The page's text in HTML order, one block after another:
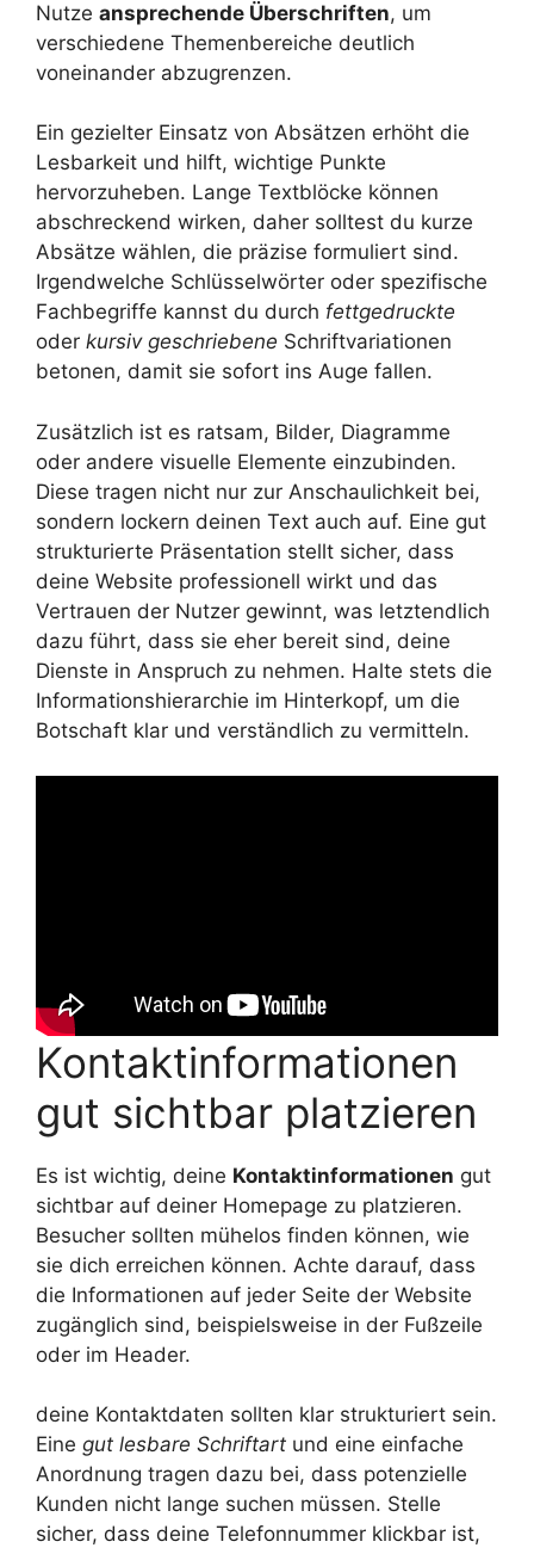
Nutze ansprechende Überschriften, um
verschiedene Themenbereiche deutlich
voneinander abzugrenzen.
Ein gezielter Einsatz von Absätzen erhöht die
Lesbarkeit und hilft, wichtige Punkte
hervorzuheben. Lange Textblöcke können
abschreckend wirken, daher solltest du kurze
Absätze wählen, die präzise formuliert sind.
Irgendwelche Schlüsselwörter oder spezifische
Fachbegriffe kannst du durch fettgedruckte
oder kursiv geschriebene Schriftvariationen
betonen, damit sie sofort ins Auge fallen.
Zusätzlich ist es ratsam, Bilder, Diagramme
oder andere visuelle Elemente einzubinden.
Diese tragen nicht nur zur Anschaulichkeit bei,
sondern lockern deinen Text auch auf. Eine gut
strukturierte Präsentation stellt sicher, dass
deine Website professionell wirkt und das
Vertrauen der Nutzer gewinnt, was letztendlich
dazu führt, dass sie eher bereit sind, deine
Dienste in Anspruch zu nehmen. Halte stets die
Informationshierarchie im Hinterkopf, um die
Botschaft klar und verständlich zu vermitteln.
Kontaktinformationen
gut sichtbar platzieren
Es ist wichtig, deine Kontaktinformationen gut
sichtbar auf deiner Homepage zu platzieren.
Besucher sollten mühelos finden können, wie
sie dich erreichen können. Achte darauf, dass
die Informationen auf jeder Seite der Website
zugänglich sind, beispielsweise in der Fußzeile
oder im Header.
deine Kontaktdaten sollten klar strukturiert sein.
Eine gut lesbare Schriftart und eine einfache
Anordnung tragen dazu bei, dass potenzielle
Kunden nicht lange suchen müssen. Stelle
sicher, dass deine Telefonnummer klickbar ist,